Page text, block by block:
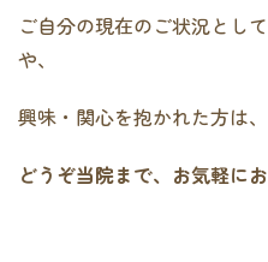
ご自分の現在のご状況とし
や、
興味・関心を抱かれた方は、
どうぞ当院まで、お気軽に